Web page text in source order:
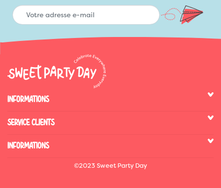
INFORMATIONS
SERVICE CLIENTS
INFORMATIONS
©2023 Sweet Party Day